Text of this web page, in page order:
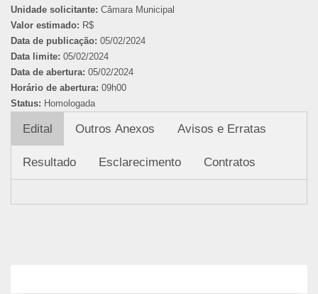
Unidade solicitante: Câmara Municipal
Valor estimado: R$
Data de publicação: 05/02/2024
Data limite: 05/02/2024
Data de abertura: 05/02/2024
Horário de abertura: 09h00
Status: Homologada
Edital Outros Anexos Avisos e Erratas
Resultado Esclarecimento Contratos